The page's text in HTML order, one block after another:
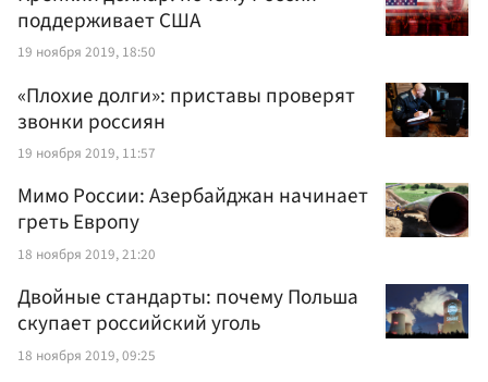
поддерживает США
19 ноября 2019, 18:50
«Плохие долги»: приставы проверят
звонки россиян
19 ноября 2019, 11:57
Мимо России: Азербайджан начинает
греть Европу
18 ноября 2019, 21:20
Двойные стандарты: почему Польша
скупает российский уголь
18 ноября 2019, 09:25